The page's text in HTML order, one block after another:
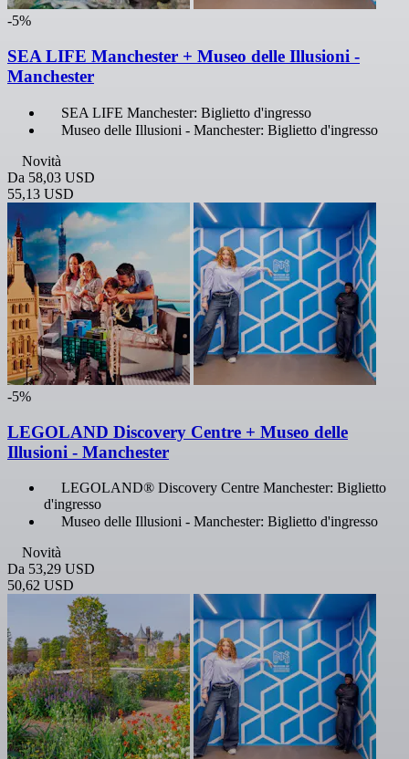
-5%
SEA LIFE Manchester + Museo delle Illusioni -
Manchester
SEA LIFE Manchester: Biglietto d'ingresso
Museo delle Illusioni - Manchester: Biglietto d'ingresso
Novità
Da 58,03 USD
55,13 USD
-5%
LEGOLAND Discovery Centre + Museo delle
Illusioni - Manchester
LEGOLAND® Discovery Centre Manchester: Biglietto
d'ingresso
Museo delle Illusioni - Manchester: Biglietto d'ingresso
Novità
Da 53,29 USD
50,62 USD